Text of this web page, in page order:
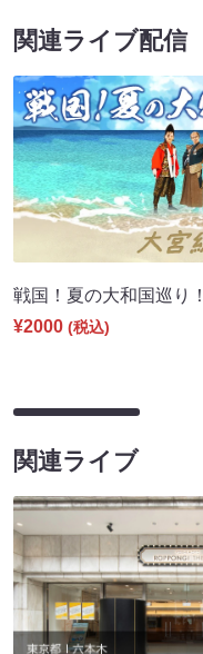
関連ライブ配信
戦国！夏の大和国巡り
¥2000 (税込)
関連ライブ